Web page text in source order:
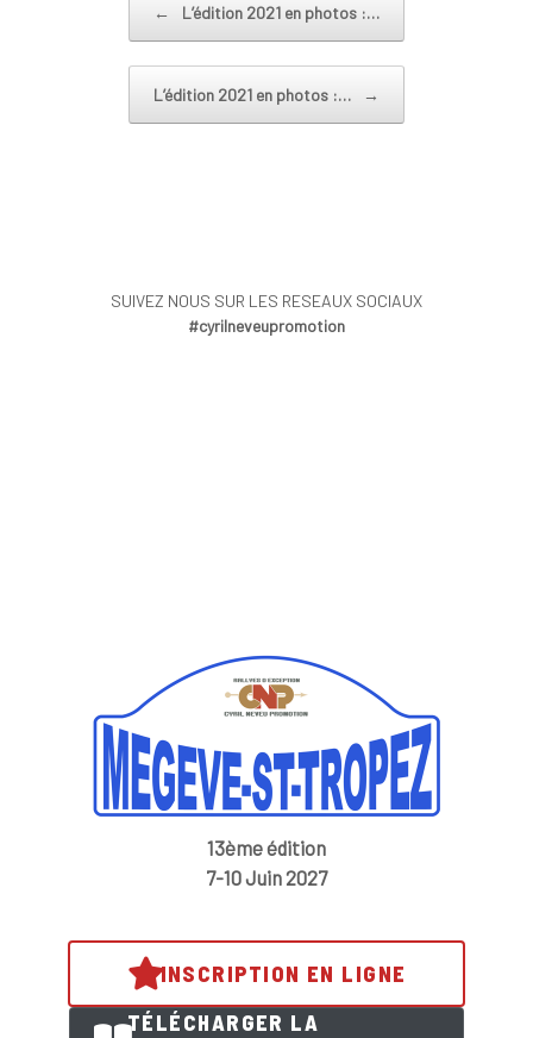
← L’édition 2021 en photos :…
L’édition 2021 en photos :… →
SUIVEZ NOUS SUR LES RESEAUX SOCIAUX
#cyrilneveupromotion
13ème édition
7-10 Juin 2027
INSCRIPTION EN LIGNE
TÉLÉCHARGER LA